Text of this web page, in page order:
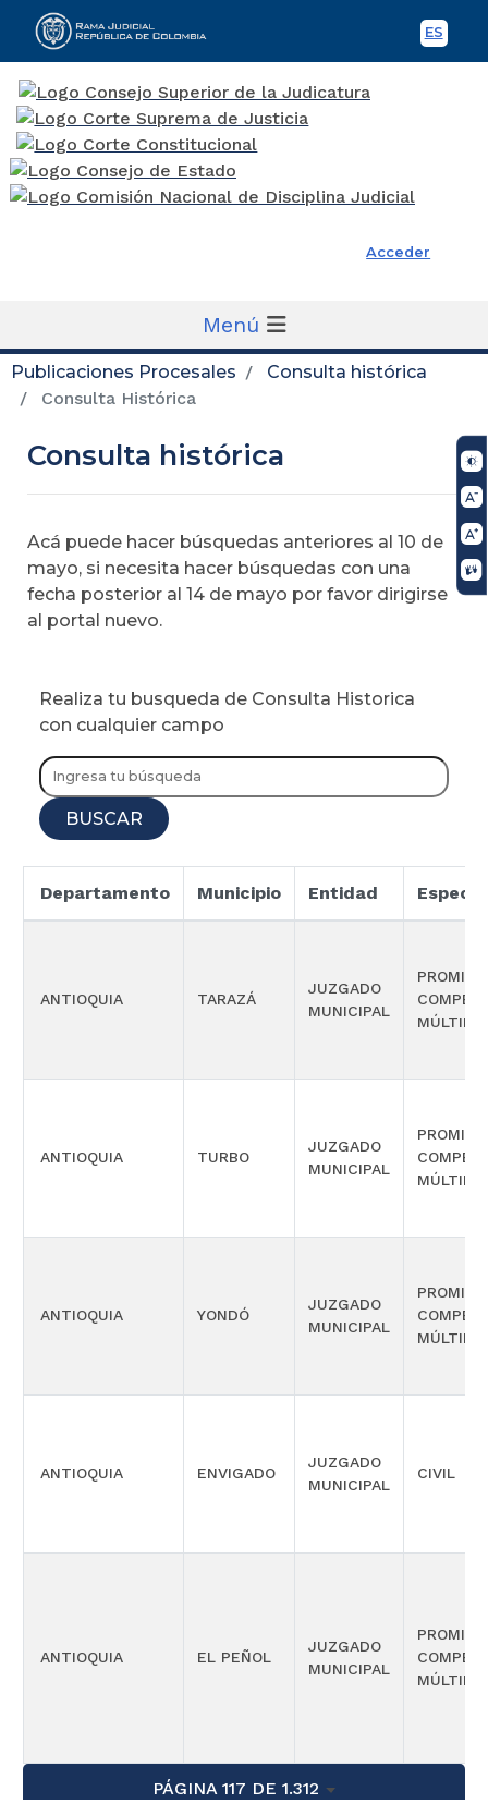
ES
Rama Judicial
Acceder
Menú
Publicaciones Procesales
Consulta histórica
Consulta Histórica
Consulta histórica
Acá puede hacer búsquedas anteriores al 10 de
mayo, si necesita hacer búsquedas con una
fecha posterior al 14 de mayo por favor dirigirse
al portal nuevo.
Realiza tu busqueda de Consulta Historica
con cualquier campo
BUSCAR
Departamento Municipio Entidad
ANTIOQUIA TARAZÁ
JUZGADO
MUNICIPAL
ANTIOQUIA TURBO
JUZGADO
MUNICIPAL
ANTIOQUIA YONDÓ
JUZGADO
MUNICIPAL
ANTIOQUIA ENVIGADO
JUZGADO
MUNICIPAL
CIVIL
ANTIOQUIA EL PEÑOL
JUZGADO
MUNICIPAL
PÁGINA 117 DE 1.312